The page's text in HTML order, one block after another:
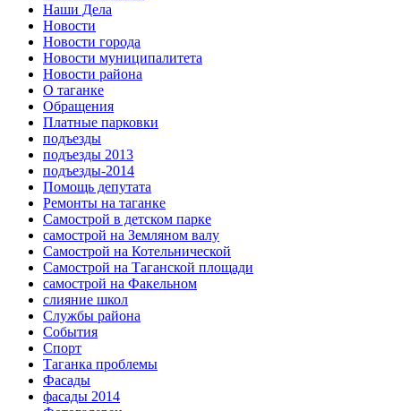
Наши Дела
Новости
Новости города
Новости муниципалитета
Новости района
О таганке
Обращения
Платные парковки
подъезды
подъезды 2013
подъезды-2014
Помощь депутата
Ремонты на таганке
Самострой в детском парке
самострой на Земляном валу
Самострой на Котельнической
Самострой на Таганской площади
самострой на Факельном
слияние школ
Службы района
События
Спорт
Таганка проблемы
Фасады
фасады 2014